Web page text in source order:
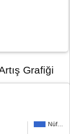
Grafiği
Nüf…